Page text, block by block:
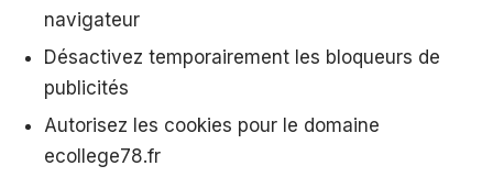
navigateur
Désactivez temporairement les bloqueurs de
publicités
Autorisez les cookies pour le domaine
ecollege78.fr